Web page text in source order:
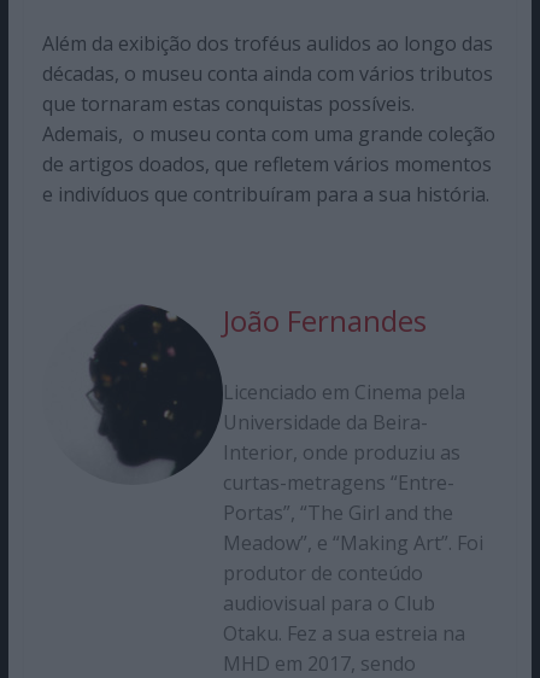
Além da exibição dos troféus aulidos ao longo das
décadas, o museu conta ainda com vários tributos
que tornaram estas conquistas possíveis.
Ademais, o museu conta com uma grande coleção
de artigos doados, que refletem vários momentos
e indivíduos que contribuíram para a sua história.
João Fernandes
Licenciado em Cinema pela
Universidade da Beira-
Interior, onde produziu as
curtas-metragens “Entre-
Portas”, “The Girl and the
Meadow”, e “Making Art”. Foi
produtor de conteúdo
audiovisual para o Club
Otaku. Fez a sua estreia na
MHD em 2017, sendo